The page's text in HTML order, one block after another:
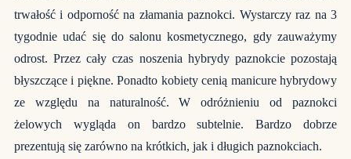
trwałość i odporność na złamania paznokci. Wystarczy raz na 3
tygodnie udać się do salonu kosmetycznego, gdy zauważymy
odrost. Przez cały czas noszenia hybrydy paznokcie pozostają
błyszczące i piękne. Ponadto kobiety cenią manicure hybrydowy
ze względu na naturalność. W odróżnieniu od paznokci
żelowych wygląda on bardzo subtelnie. Bardzo dobrze
prezentują się zarówno na krótkich, jak i długich paznokciach.